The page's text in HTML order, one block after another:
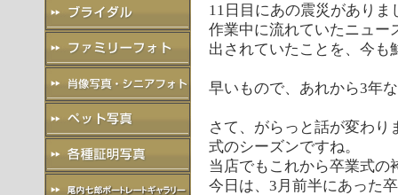
11日目にあの震災がありま
作業中に流れていたニュー
出されていたことを、今も
早いもので、あれから3年
さて、がらっと話が変わり
式のシーズンですね。
当店でもこれから卒業式の
今日は、3月前半にあった